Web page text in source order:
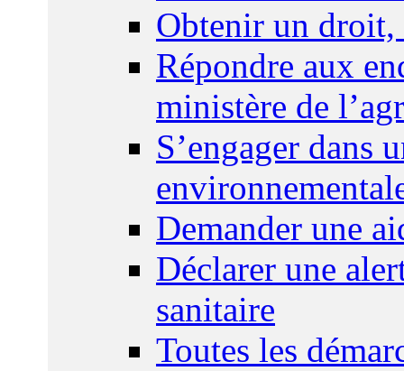
Obtenir un droit,
Répondre aux
ministère de
S’engager dans
Demander une
Déclarer une
sanitaire
Toutes les